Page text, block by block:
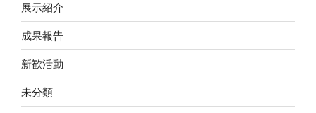
展示紹介
成果報告
新歓活動
未分類